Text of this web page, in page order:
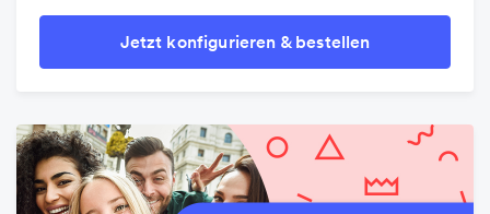
Jetzt konfigurieren & bestellen
Jetzt konfigurieren & bestellen
Jetzt konfigurieren & bestellen